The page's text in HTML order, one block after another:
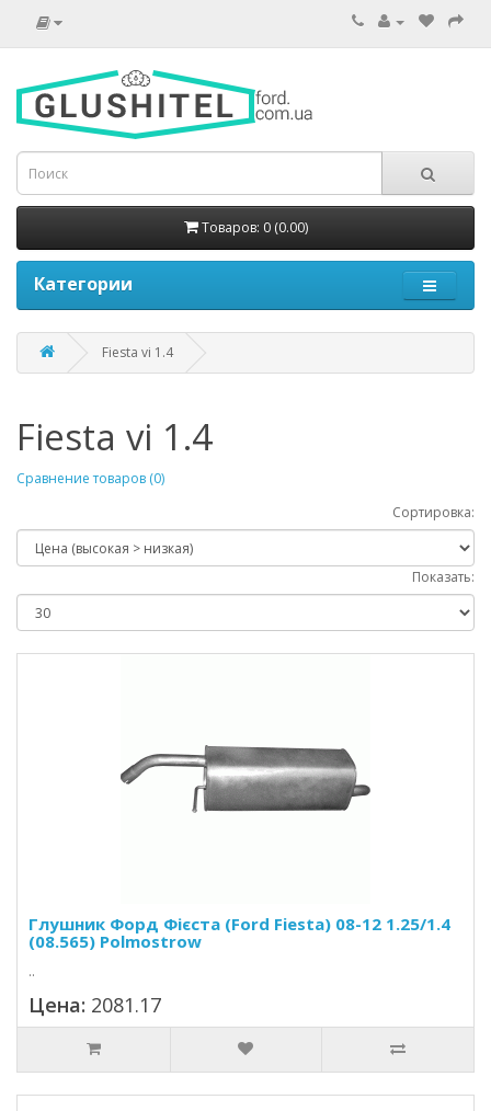
Товаров: 0 (0.00)
Категории
Fiesta vi 1.4
Fiesta vi 1.4
Сравнение товаров (0)
Сортировка:
Показать:
Глушник Форд Фієста (Ford Fiesta) 08-12 1.25/1.4
(08.565) Polmostrow
..
Цена: 2081.17